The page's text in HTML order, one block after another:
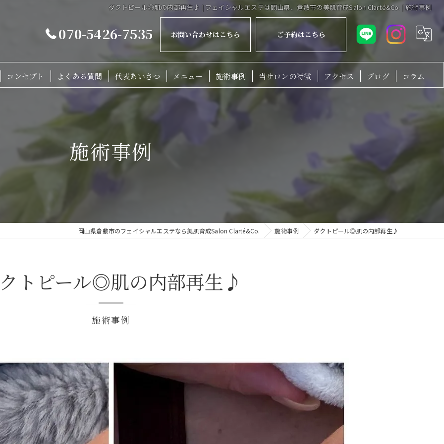
ダクトピール◎肌の内部再生♪ | フェイシャルエステは岡山県、倉敷市の美肌育成Salon Clarté&Co. | 施術事例
070-5426-7535 お問い合わせはこちら ご予約はこちら
コンセプト よくある質問 代表あいさつ メニュー 施術事例 当サロンの特徴
シミ
アクセス ブログ コラム
施術事例
岡山県倉敷市のフェイシャルエステなら美肌育成Salon Clarté&Co. 施術事例 ダクトピール◎肌の内部再生♪
施術事例
トピール◎肌の内部再生♪